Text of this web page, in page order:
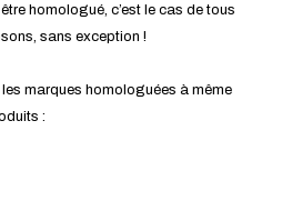
homologué, c’est le cas de tous
sans exception !
marques homologuées à même
: